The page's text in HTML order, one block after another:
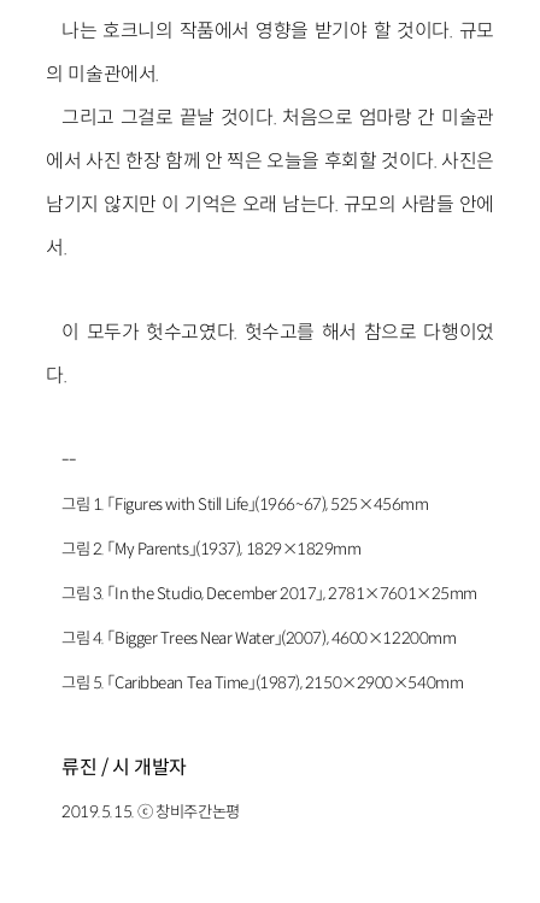
나는 호크니의 작품에서 영향을 받기야 할 것이다. 규모
의 미술관에서.
그리고 그걸로 끝날 것이다. 처음으로 엄마랑 간 미술관
에서 사진 한장 함께 안 찍은 오늘을 후회할 것이다. 사진은
남기지 않지만 이 기억은 오래 남는다. 규모의 사람들 안에
서.
이 모두가 헛수고였다. 헛수고를 해서 참으로 다행이었
다.
--
그림 1. 「Figures with Still Life」(1966~67), 525×456mm
그림 2. 「My Parents」(1937), 1829×1829mm
그림 3. 「In the Studio, December 2017」, 2781×7601×25mm
그림 4. 「Bigger Trees Near Water」(2007), 4600×12200mm
그림 5. 「Caribbean Tea Time」(1987), 2150×2900×540mm
류진 / 시 개발자
2019.5.15. ⓒ 창비주간논평